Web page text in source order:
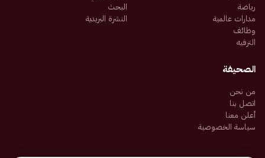
رياضة
مدارات عالمية
وظائف
الترفيه
البحث
النشرة البريدية
الصحيفة
من نحن
اتصل بنا
أعلن معنا
سياسة الخصوصية